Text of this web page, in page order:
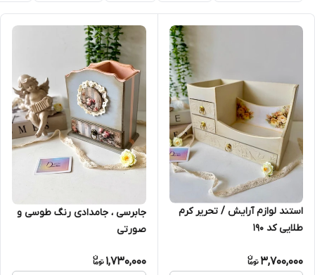
استند لوازم آرایش / تحریر کرم
طلایی کد 190
3,700,000
جابرسی ، جامدادی رنگ طوسی و‌
صورتی
1,730,000